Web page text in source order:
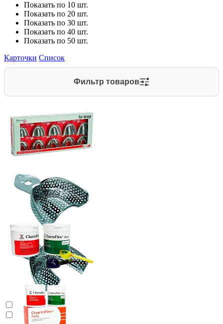
Показать по 10 шт.
Показать по 20 шт.
Показать по 30 шт.
Показать по 40 шт.
Показать по 50 шт.
Карточки Список
Фильтр товаров